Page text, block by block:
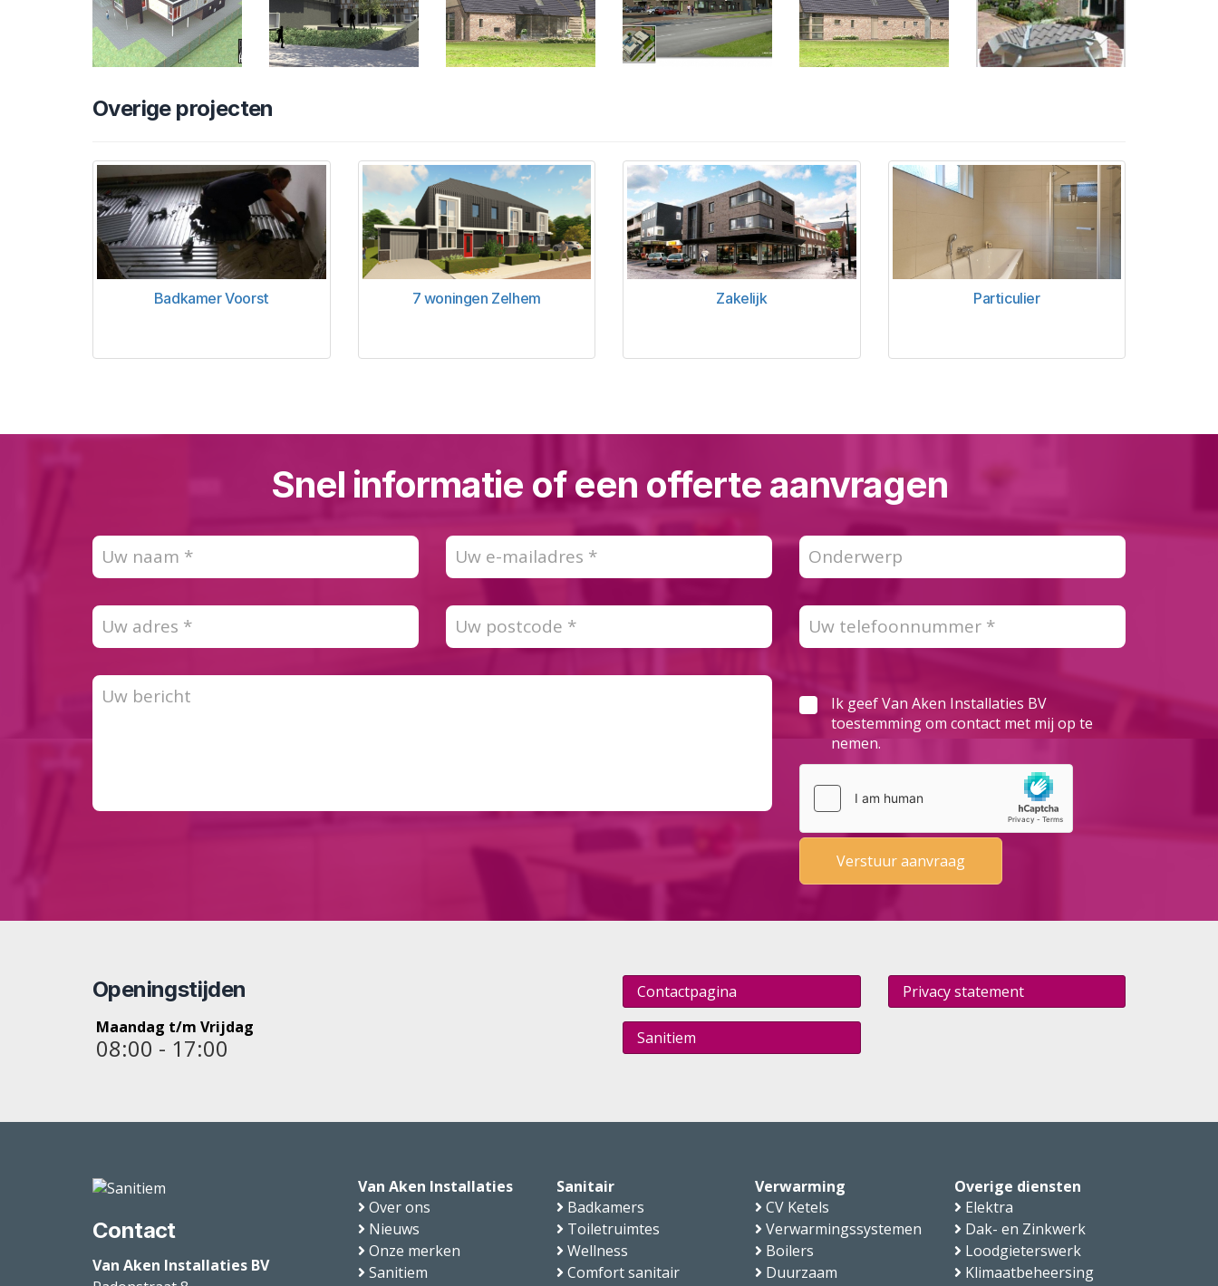
Overige projecten
Badkamer Voorst 7 woningen Zelhem Zakelijk Particulier
Snel informatie of een offerte aanvragen
Ik geef Van Aken Installaties BV
toestemming om contact met mij op te
nemen.
Openingstijden
Maandag t/m Vrijdag
08:00 - 17:00
Contactpagina
Sanitiem
Privacy statement
Contact
Van Aken Installaties BV
Van Aken Installaties
Over ons
Nieuws
Onze merken
Sanitiem
Sanitair
Badkamers
Toiletruimtes
Wellness
Comfort sanitair
Verwarming
CV Ketels
Verwarmingssystemen
Boilers
Duurzaam
Overige diensten
Elektra
Dak- en Zinkwerk
Loodgieterswerk
Klimaatbeheersing